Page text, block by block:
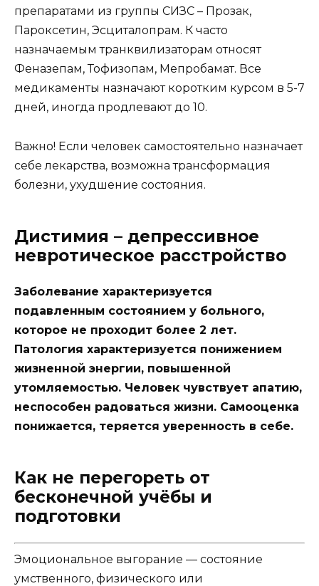
препаратами из группы СИЗС – Прозак,
Пароксетин, Эсциталопрам. К часто
назначаемым транквилизаторам относят
Феназепам, Тофизопам, Мепробамат. Все
медикаменты назначают коротким курсом в 5-7
дней, иногда продлевают до 10.
Важно! Если человек самостоятельно назначает
себе лекарства, возможна трансформация
болезни, ухудшение состояния.
Дистимия – депрессивное
невротическое расстройство
Заболевание характеризуется
подавленным состоянием у больного,
которое не проходит более 2 лет.
Патология характеризуется понижением
жизненной энергии, повышенной
утомляемостью. Человек чувствует апатию,
неспособен радоваться жизни. Самооценка
понижается, теряется уверенность в себе.
Как не перегореть от
бесконечной учёбы и
подготовки
Эмоциональное выгорание — состояние
умственного, физического или